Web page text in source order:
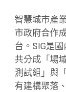
智慧城市產
市政府合作
台。SIG是
共分成「場
測試組」與
有建構聚落